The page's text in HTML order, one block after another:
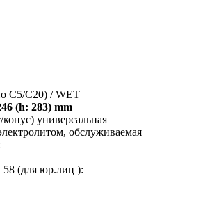
C5/C20) / WET
(h: 283) mm
конус) универсальная
обслуживаемая
58 (для юр.лиц ):